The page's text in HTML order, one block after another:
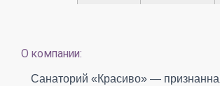
О компании:
Санаторий «Красиво» —